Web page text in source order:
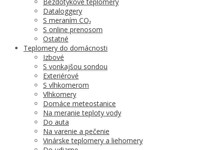
Dataloggery
S meraním CO₂
S online prenosom
Ostatné
Teplomery do domácnosti
Izbové
S vonkajšou sondou
Exteriérové
S vlhkomerom
Vlhkomery
Domáce meteostanice
Na meranie teploty vody
Do auta
Na varenie a pečenie
Vinárske teplomery a liehomery